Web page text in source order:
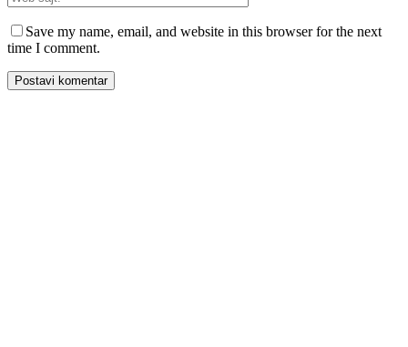
Save my name, email, and website in this browser for the next
time I comment.